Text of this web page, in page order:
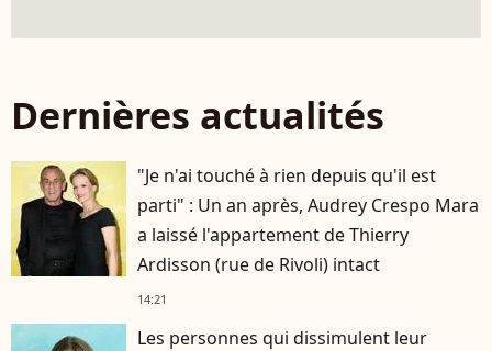
Dernières actualités
"Je n'ai touché à rien depuis qu'il est
parti" : Un an après, Audrey Crespo Mara
a laissé l'appartement de Thierry
Ardisson (rue de Rivoli) intact
14:21
Les personnes qui dissimulent leur